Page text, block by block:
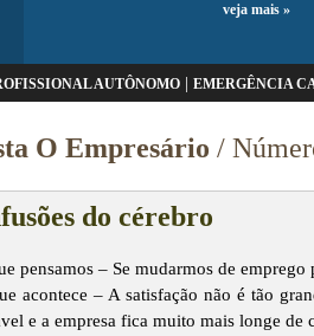
veja mais »
AUTÔNOMO | EMERGÊNCIA
O Empresário /
do cérebro
pensamos – Se mudarmos de
acontece – A satisfação não é tão
e a empresa fica muito mais longe de